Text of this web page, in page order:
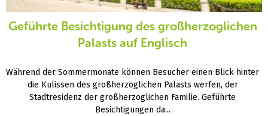
Geführte Besichtigung des großherzoglichen
Palasts auf Englisch
Während der Sommermonate können Besucher einen Blick hinter
die Kulissen des großherzoglichen Palasts werfen, der
Stadtresidenz der großherzoglichen Familie. Geführte
Besichtigungen da...